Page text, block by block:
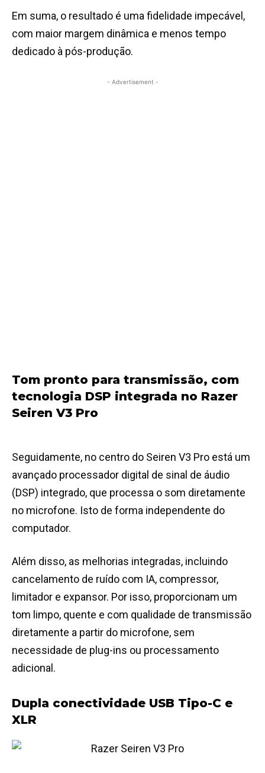
Em suma, o resultado é uma fidelidade impecável,
com maior margem dinâmica e menos tempo
dedicado à pós-produção.
- Advertisement -
Tom pronto para transmissão, com
tecnologia DSP integrada no Razer
Seiren V3 Pro
Seguidamente, no centro do Seiren V3 Pro está um
avançado processador digital de sinal de áudio
(DSP) integrado, que processa o som diretamente
no microfone. Isto de forma independente do
computador.
Além disso, as melhorias integradas, incluindo
cancelamento de ruído com IA, compressor,
limitador e expansor. Por isso, proporcionam um
tom limpo, quente e com qualidade de transmissão
diretamente a partir do microfone, sem
necessidade de plug-ins ou processamento
adicional.
Dupla conectividade USB Tipo-C e
XLR